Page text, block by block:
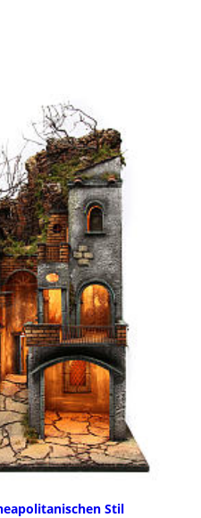
Stil